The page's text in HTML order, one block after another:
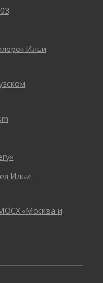
Ильи
Ильи
«Москва и